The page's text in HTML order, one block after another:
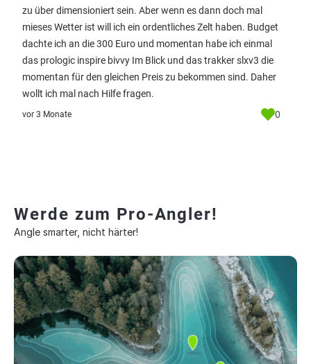
zu über dimensioniert sein. Aber wenn es dann doch mal
mieses Wetter ist will ich ein ordentliches Zelt haben. Budget
dachte ich an die 300 Euro und momentan habe ich einmal
das prologic inspire bivvy Im Blick und das trakker slxv3 die
momentan für den gleichen Preis zu bekommen sind. Daher
wollt ich mal nach Hilfe fragen.
vor 3 Monate 0
Werde zum Pro-Angler!
Angle smarter, nicht härter!